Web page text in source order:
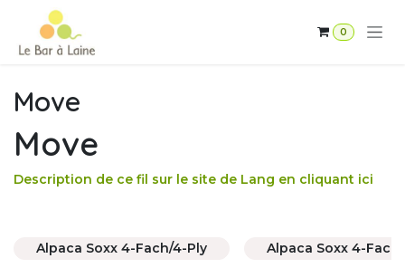
Se rendre au contenu
0
Move
Move
Description de ce fil sur le site de Lang en cliquant ici
Alpaca Soxx 4-Fach/4-Ply Alpaca Soxx 4-